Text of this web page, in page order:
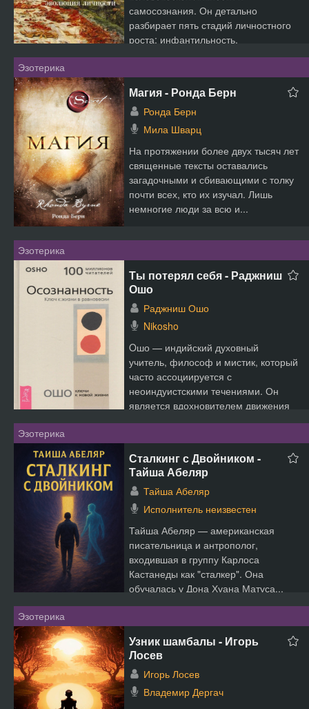
самосознания. Он детально
разбирает пять стадий личностного
роста: инфантильность,
подростковый эт...
Эзотерика
Магия - Ронда Берн
Ронда Берн
Мила Шварц
На протяжении более двух тысяч лет
священные тексты оставались
загадочными и сбивающими с толку
почти всех, кто их изучал. Лишь
немногие люди за всю и...
Эзотерика
Ты потерял себя - Раджниш
Ошо
Раджниш Ошо
Nikosho
Oшо — индийский духовный
учитель, философ и мистик, который
часто ассоциируется с
неоиндуистскими течениями. Он
является вдохновителем движения
Раджни...
Эзотерика
Сталкинг с Двойником -
Тайша Абеляр
Тайша Абеляр
Исполнитель неизвестен
Тайша Абеляр — американская
писательница и антрополог,
входившая в группу Карлоса
Кастанеды как "сталкер". Она
обучалась у Дона Хуана Матуса...
Эзотерика
Узник шамбалы - Игорь
Лосев
Игорь Лосев
Владемир Дергач